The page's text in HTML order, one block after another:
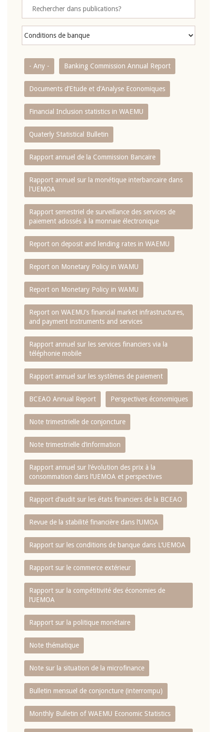
- Any - Banking Commission Annual Report
Documents d’Etude et d’Analyse Economiques
Financial Inclusion statistics in WAEMU
Quaterly Statistical Bulletin
Rapport annuel de la Commission Bancaire
Rapport annuel sur la monétique interbancaire dans
l'UEMOA
Rapport semestriel de surveillance des services de
paiement adossés à la monnaie électronique
Report on deposit and lending rates in WAEMU
Report on Monetary Policy in WAMU
Report on Monetary Policy in WAMU
Report on WAEMU’s financial market infrastructures,
and payment instruments and services
Rapport annuel sur les services financiers via la
téléphonie mobile
Rapport annuel sur les systèmes de paiement
BCEAO Annual Report Perspectives économiques
Note trimestrielle de conjoncture
Note trimestrielle d‘information
Rapport annuel sur l‘évolution des prix à la
consommation dans l‘UEMOA et perspectives
Rapport d‘audit sur les états financiers de la BCEAO
Revue de la stabilité financière dans l‘UMOA
Rapport sur les conditions de banque dans L‘UEMOA
Rapport sur le commerce extérieur
Rapport sur la compétitivité des économies de
l‘UEMOA
Rapport sur la politique monétaire
Note thématique
Note sur la situation de la microfinance
Bulletin mensuel de conjoncture (interrompu)
Monthly Bulletin of WAEMU Economic Statistics